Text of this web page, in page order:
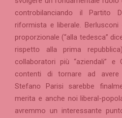
controbilanciando il Partito
riformista e liberale.
proporzionale (“alla tedesca”
rispetto alla prima
collaboratori più “aziendali” e
contenti di tornare ad avere
Stefano Parisi sarebbe
merita e anche noi liberal-
avremmo un interessante